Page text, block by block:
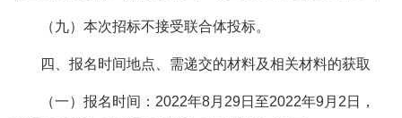
（九）本次招标不接受联合体投标。
四、报名时间地点、需递交的材料及相关材料的获取
（一）报名时间：2022年8月29日至2022年9月2日，